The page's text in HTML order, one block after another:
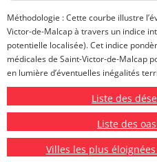
Méthodologie : Cette courbe illustre
Victor-de-Malcap à travers un indice
potentielle localisée). Cet indice
médicales de Saint-Victor-de-Malcap
en lumière d’éventuelles inégalités
Liste des
Liste des
Villes les plus